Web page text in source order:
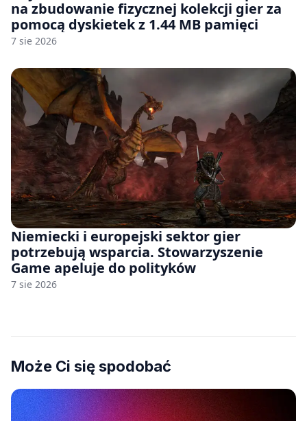
na zbudowanie fizycznej kolekcji gier za
pomocą dyskietek z 1.44 MB pamięci
7 sie 2026
Niemiecki i europejski sektor gier
potrzebują wsparcia. Stowarzyszenie
Game apeluje do polityków
7 sie 2026
Może Ci się spodobać